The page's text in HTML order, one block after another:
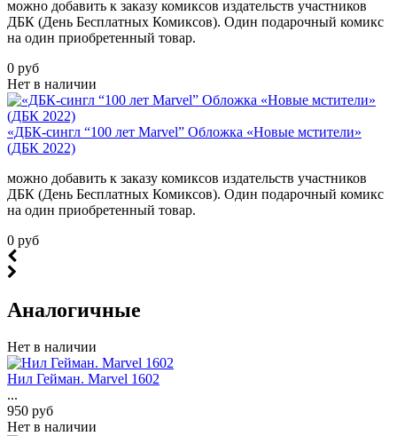
можно добавить к заказу комиксов издательств участников
ДБК (День Бесплатных Комиксов). Один подарочный комикс
на один приобретенный товар.
0 руб
Нет в наличии
«ДБК-сингл “100 лет Marvel” Обложка «Новые мстители»
(ДБК 2022)
можно добавить к заказу комиксов издательств участников
ДБК (День Бесплатных Комиксов). Один подарочный комикс
на один приобретенный товар.
0 руб
Аналогичные
Нет в наличии
Нил Гейман. Marvel 1602
...
950 руб
Нет в наличии